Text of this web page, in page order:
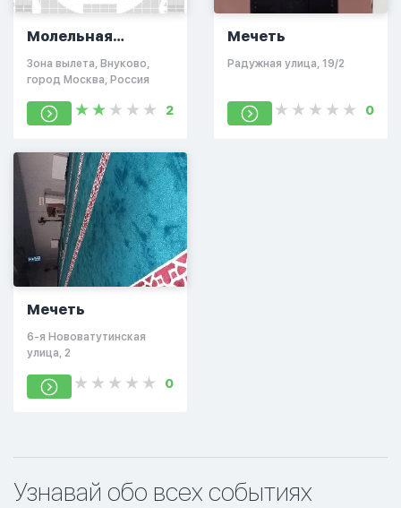
Молельная
комната во
Внуково
Зона вылета, Внуково,
город Москва, Россия
2
Мечеть
Радужная улица, 19/2
0
Мечеть
6-я Нововатутинская
улица, 2
0
Узнавай обо всех событиях